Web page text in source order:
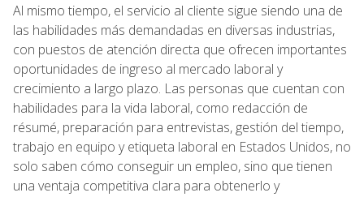
Al mismo tiempo, el servicio al cliente sigue siendo una de
las habilidades más demandadas en diversas industrias,
con puestos de atención directa que ofrecen importantes
oportunidades de ingreso al mercado laboral y
crecimiento a largo plazo. Las personas que cuentan con
habilidades para la vida laboral, como redacción de
résumé, preparación para entrevistas, gestión del tiempo,
trabajo en equipo y etiqueta laboral en Estados Unidos, no
solo saben cómo conseguir un empleo, sino que tienen
una ventaja competitiva clara para obtenerlo y